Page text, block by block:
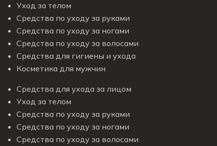
Уход за телом
Средства по уходу за руками
Средства по уходу за ногами
Средства по уходу за волосами
Средства для гигиены и ухода
Косметика для мужчин
Средства для ухода за лицом
Уход за телом
Средства по уходу за руками
Средства по уходу за ногами
Средства по уходу за волосами